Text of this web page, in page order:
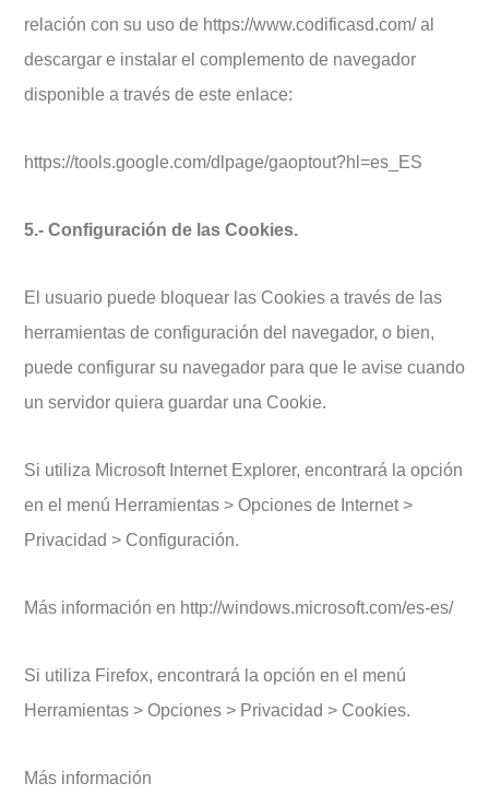
relación con su uso de https://www.codificasd.com/ al
descargar e instalar el complemento de navegador
disponible a través de este enlace:
https://tools.google.com/dlpage/gaoptout?hl=es_ES
5.- Configuración de las Cookies.
El usuario puede bloquear las Cookies a través de las
herramientas de configuración del navegador, o bien,
puede configurar su navegador para que le avise cuando
un servidor quiera guardar una Cookie.
Si utiliza Microsoft Internet Explorer, encontrará la opción
en el menú Herramientas > Opciones de Internet >
Privacidad > Configuración.
Más información en http://windows.microsoft.com/es-es/
Si utiliza Firefox, encontrará la opción en el menú
Herramientas > Opciones > Privacidad > Cookies.
Más información